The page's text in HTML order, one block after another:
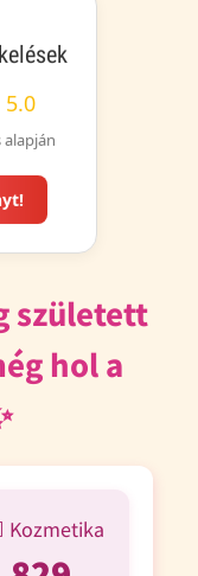
alapján
született
hol a
Kozmetika